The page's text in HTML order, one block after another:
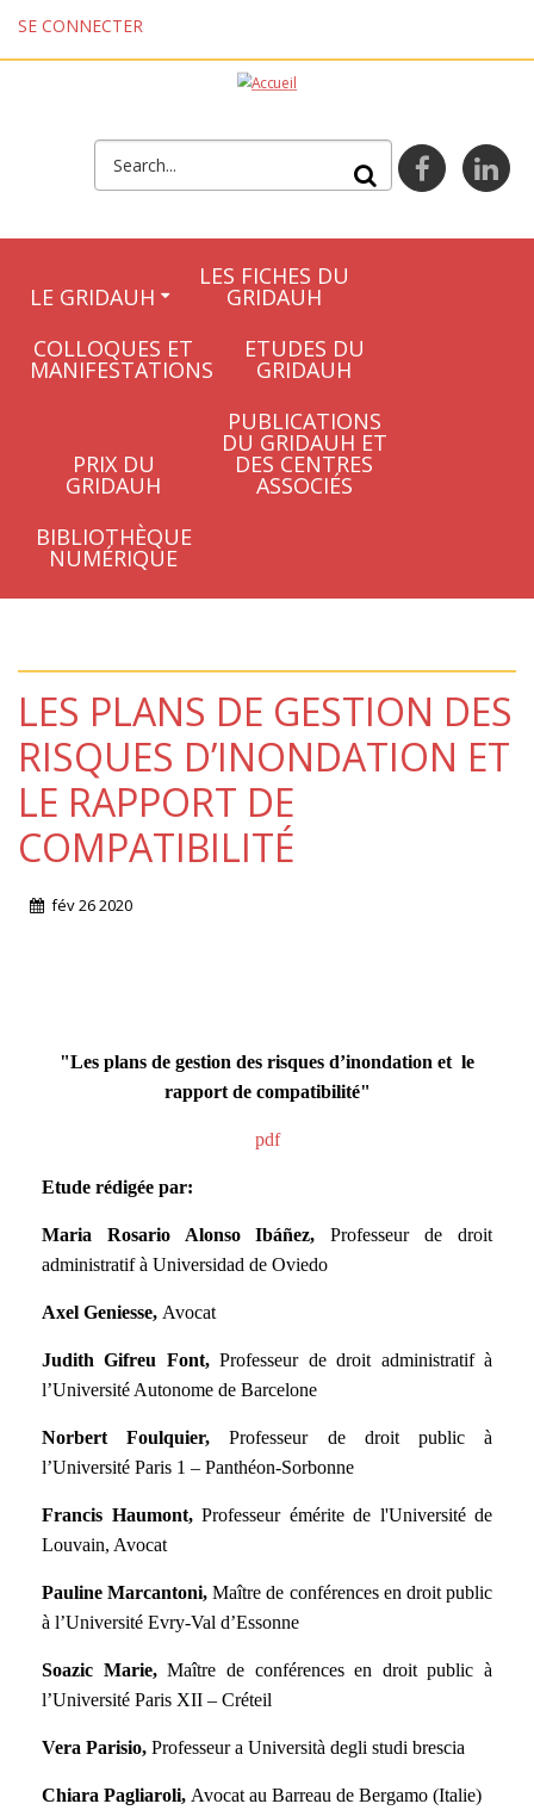
Aller au contenu principal
SE CONNECTER
facebook
FORMULAIRE DE
LE GRIDAUH
LES FICHES DU
GRIDAUH
COLLOQUES ET
MANIFESTATIONS
ETUDES DU
GRIDAUH
PRIX DU
GRIDAUH
PUBLICATIONS
DU GRIDAUH ET
DES CENTRES
ASSOCIÉS
BIBLIOTHÈQUE
NUMÉRIQUE
LES PLANS DE GESTION DES
RISQUES D’INONDATION ET
LE RAPPORT DE
COMPATIBILITÉ
fév262020
"Les plans de gestion des risques d’inondation et le
rapport de compatibilité"
pdf
Etude rédigée par:
Maria Rosario Alonso Ibáñez,Professeur de droit
administratif à Universidad de Oviedo
Axel Geniesse, Avocat
Judith Gifreu Font,Professeur de droit administratif à
l’Université Autonome de Barcelone
Norbert Foulquier,Professeur de droit public à
l’Université Paris 1 – Panthéon-Sorbonne
Francis Haumont, Professeur émérite de l'Université de
Louvain, Avocat
Pauline Marcantoni,Maître de conférences en droit public
à l’Université Evry-Val d’Essonne
Soazic Marie,Maître de conférences en droit public à
l’Université Paris XII – Créteil
Vera Parisio, Professeur a Università degli studi brescia
Chiara Pagliaroli, Avocat au Barreau de Bergamo (Italie)